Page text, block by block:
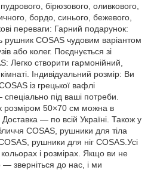
бірюзового, оливкового,
бордо, синього, бежевого,
переваги: Гарний подарунок:
рушник COSAS чудовим варіантом
або колег. Поєднується зі
Легко створити гармонійний,
Індивідуальний розмір: Ви
із грецької вафлі
під ваші потреби.
розміром 50×70 см можна в
Доставка — по всій Україні. Також у
COSAS, рушники для тіла
рушники для ніг COSAS.Усі
кольорах і розмірах. Якщо ви не
зверніться до нас, і ми